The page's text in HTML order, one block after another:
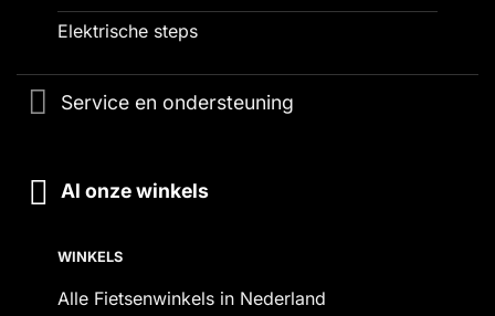
Elektrische steps
Service en ondersteuning
Al onze winkels
WINKELS
Alle Fietsenwinkels in Nederland